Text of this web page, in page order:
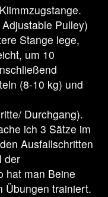
Pulley)
Stange lege,
um 10
(8-10 kg) und
Durchgang).
ich 3 Sätze im
Ausfallschritten
der
hat man Beine
Übungen trainiert.